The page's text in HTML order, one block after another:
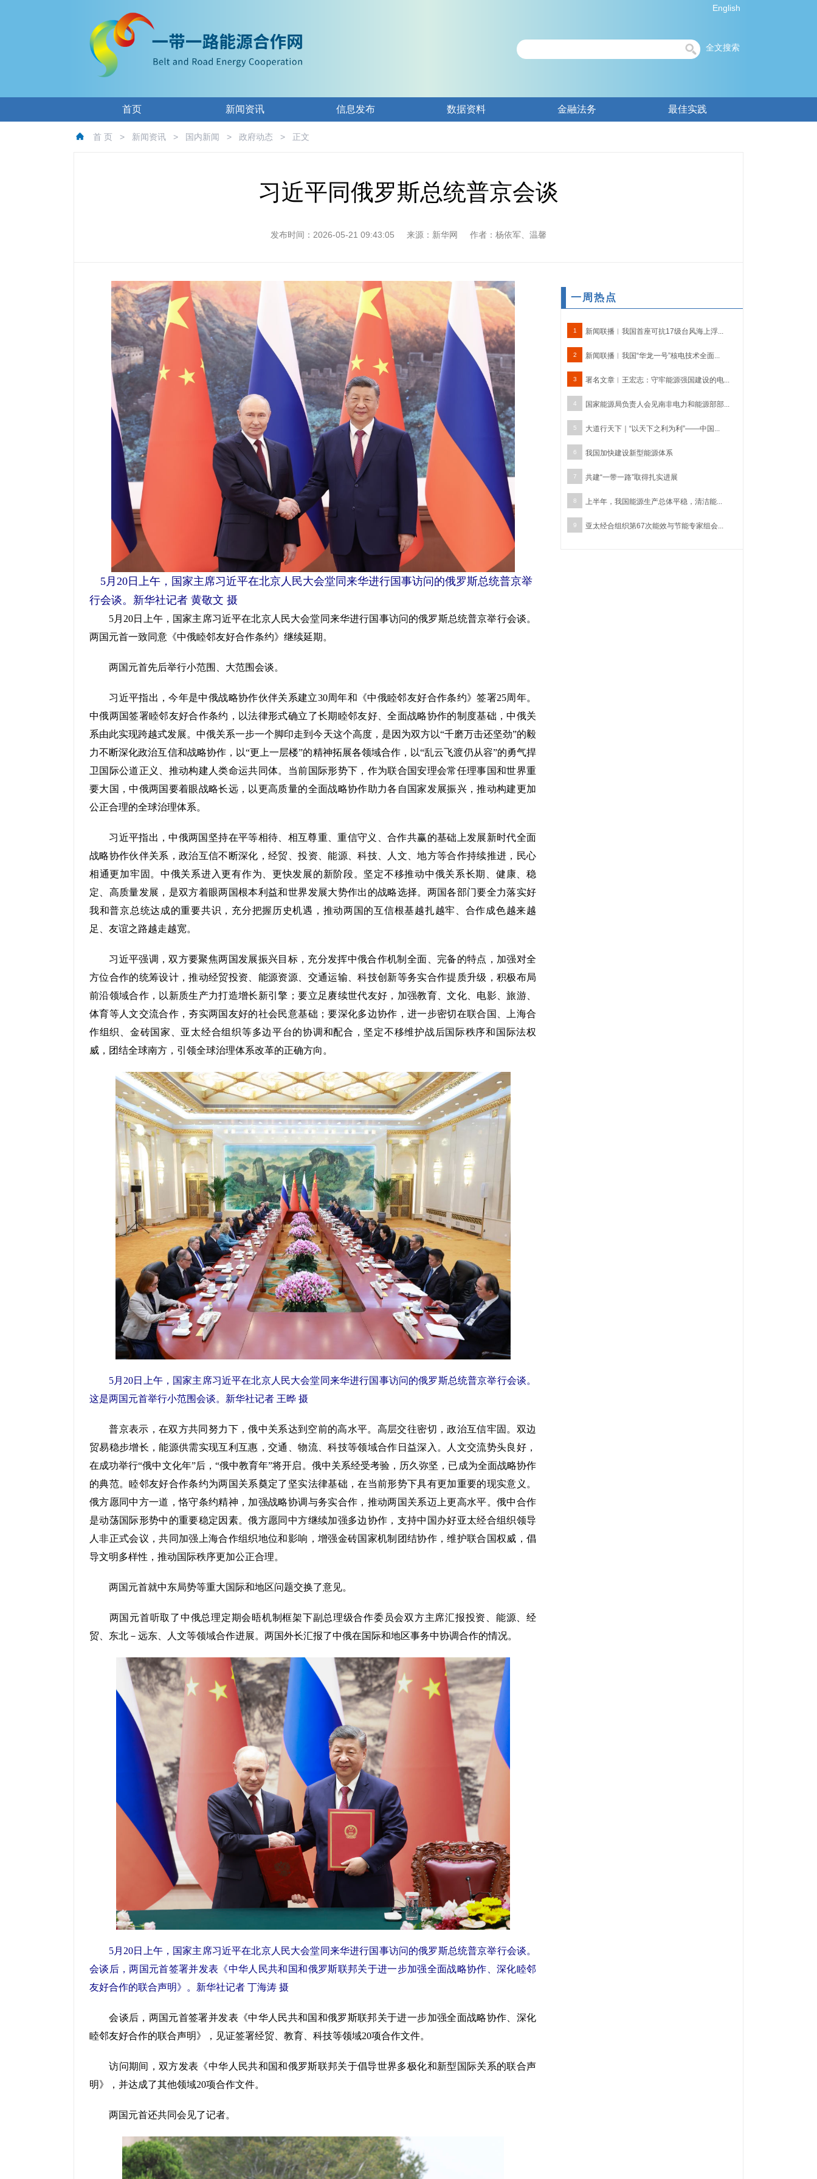
English
全文搜索
首页 新闻资讯 信息发布 数据资料 金融法务 最佳实践
首 页 > 新闻资讯 > 国内新闻 > 政府动态 > 正文
习近平同俄罗斯总统普京会谈
发布时间：2026-05-21 09:43:05 来源：新华网 作者：杨依军、温馨
5月20日上午，国家主席习近平在北京人民大会堂同来华进行国事访问的俄罗斯总统普京举
行会谈。新华社记者 黄敬文 摄
5月20日上午，国家主席习近平在北京人民大会堂同来华进行国事访问的俄罗斯总统普京举行会谈。
两国元首一致同意《中俄睦邻友好合作条约》继续延期。
两国元首先后举行小范围、大范围会谈。
习近平指出，今年是中俄战略协作伙伴关系建立30周年和《中俄睦邻友好合作条约》签署25周年。
中俄两国签署睦邻友好合作条约，以法律形式确立了长期睦邻友好、全面战略协作的制度基础，中俄关
系由此实现跨越式发展。中俄关系一步一个脚印走到今天这个高度，是因为双方以“千磨万击还坚劲”的毅
力不断深化政治互信和战略协作，以“更上一层楼”的精神拓展各领域合作，以“乱云飞渡仍从容”的勇气捍
卫国际公道正义、推动构建人类命运共同体。当前国际形势下，作为联合国安理会常任理事国和世界重
要大国，中俄两国要着眼战略长远，以更高质量的全面战略协作助力各自国家发展振兴，推动构建更加
公正合理的全球治理体系。
习近平指出，中俄两国坚持在平等相待、相互尊重、重信守义、合作共赢的基础上发展新时代全面
战略协作伙伴关系，政治互信不断深化，经贸、投资、能源、科技、人文、地方等合作持续推进，民心
相通更加牢固。中俄关系进入更有作为、更快发展的新阶段。坚定不移推动中俄关系长期、健康、稳
定、高质量发展，是双方着眼两国根本利益和世界发展大势作出的战略选择。两国各部门要全力落实好
我和普京总统达成的重要共识，充分把握历史机遇，推动两国的互信根基越扎越牢、合作成色越来越
足、友谊之路越走越宽。
习近平强调，双方要聚焦两国发展振兴目标，充分发挥中俄合作机制全面、完备的特点，加强对全
方位合作的统筹设计，推动经贸投资、能源资源、交通运输、科技创新等务实合作提质升级，积极布局
前沿领域合作，以新质生产力打造增长新引擎；要立足赓续世代友好，加强教育、文化、电影、旅游、
体育等人文交流合作，夯实两国友好的社会民意基础；要深化多边协作，进一步密切在联合国、上海合
作组织、金砖国家、亚太经合组织等多边平台的协调和配合，坚定不移维护战后国际秩序和国际法权
威，团结全球南方，引领全球治理体系改革的正确方向。
5月20日上午，国家主席习近平在北京人民大会堂同来华进行国事访问的俄罗斯总统普京举行会谈。
这是两国元首举行小范围会谈。新华社记者 王晔 摄
普京表示，在双方共同努力下，俄中关系达到空前的高水平。高层交往密切，政治互信牢固。双边
贸易稳步增长，能源供需实现互利互惠，交通、物流、科技等领域合作日益深入。人文交流势头良好，
在成功举行“俄中文化年”后，“俄中教育年”将开启。俄中关系经受考验，历久弥坚，已成为全面战略协作
的典范。睦邻友好合作条约为两国关系奠定了坚实法律基础，在当前形势下具有更加重要的现实意义。
俄方愿同中方一道，恪守条约精神，加强战略协调与务实合作，推动两国关系迈上更高水平。俄中合作
是动荡国际形势中的重要稳定因素。俄方愿同中方继续加强多边协作，支持中国办好亚太经合组织领导
人非正式会议，共同加强上海合作组织地位和影响，增强金砖国家机制团结协作，维护联合国权威，倡
导文明多样性，推动国际秩序更加公正合理。
两国元首就中东局势等重大国际和地区问题交换了意见。
两国元首听取了中俄总理定期会晤机制框架下副总理级合作委员会双方主席汇报投资、能源、经
贸、东北－远东、人文等领域合作进展。两国外长汇报了中俄在国际和地区事务中协调合作的情况。
5月20日上午，国家主席习近平在北京人民大会堂同来华进行国事访问的俄罗斯总统普京举行会谈。
会谈后，两国元首签署并发表《中华人民共和国和俄罗斯联邦关于进一步加强全面战略协作、深化睦邻
友好合作的联合声明》。新华社记者 丁海涛 摄
会谈后，两国元首签署并发表《中华人民共和国和俄罗斯联邦关于进一步加强全面战略协作、深化
睦邻友好合作的联合声明》，见证签署经贸、教育、科技等领域20项合作文件。
访问期间，双方发表《中华人民共和国和俄罗斯联邦关于倡导世界多极化和新型国际关系的联合声
明》，并达成了其他领域20项合作文件。
两国元首还共同会见了记者。
一周热点
1 新闻联播︱我国首座可抗17级台风海上浮...
2 新闻联播︱我国“华龙一号”核电技术全面...
3 署名文章︱王宏志：守牢能源强国建设的电...
4 国家能源局负责人会见南非电力和能源部部...
5 大道行天下｜“以天下之利为利”——中国...
6 我国加快建设新型能源体系
7 共建“一带一路”取得扎实进展
8 上半年，我国能源生产总体平稳，清洁能...
9 亚太经合组织第67次能效与节能专家组会...